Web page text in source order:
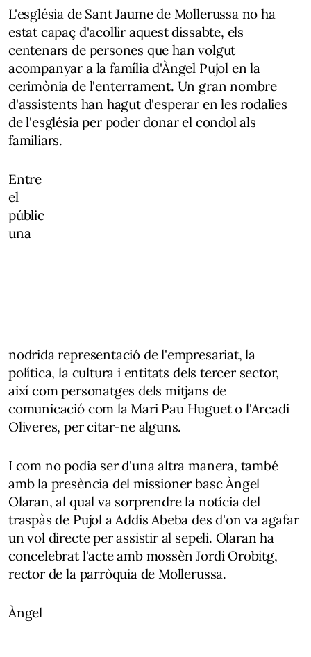
L'església de Sant Jaume de Mollerussa no ha
estat capaç d'acollir aquest dissabte, els
centenars de persones que han volgut
acompanyar a la família d'Àngel Pujol en la
cerimònia de l'enterrament. Un gran nombre
d'assistents han hagut d'esperar en les rodalies
de l'església per poder donar el condol als
familiars.
Entre
el
públic
una
nodrida representació de l'empresariat, la
política, la cultura i entitats dels tercer sector,
així com personatges dels mitjans de
comunicació com la Mari Pau Huguet o l'Arcadi
Oliveres, per citar-ne alguns.
I com no podia ser d'una altra manera, també
amb la presència del missioner basc Àngel
Olaran, al qual va sorprendre la notícia del
traspàs de Pujol a Addis Abeba des d'on va agafar
un vol directe per assistir al sepeli. Olaran ha
concelebrat l'acte amb mossèn Jordi Orobitg,
rector de la parròquia de Mollerussa.
Àngel